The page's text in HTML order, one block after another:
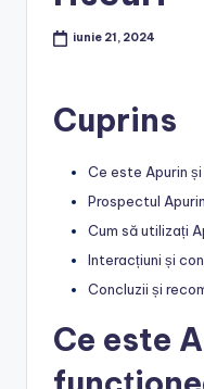
iunie 21, 2024
Cuprins
Ce este Apurin
Prospectul
Cum să utilizați
Interacțiuni și
Concluzii și
Ce este